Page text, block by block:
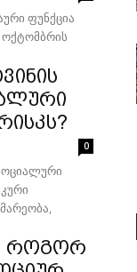
ფუნქცია
ოქტომბრის
0
როგორ